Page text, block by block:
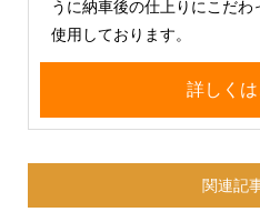
うに納車後の仕上りにこだ
使用しております。
詳しく
関連記